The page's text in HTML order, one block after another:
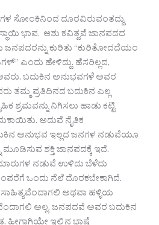
ಸೋಂಕಿನಿಂದ ದೂರವಿರುವಂತದ್ದು.
ಭಾವ. ಆಶು ಕವಿತ್ವವೆ ಜಾನಪದದ
ಕುರಿತು “ಕುರಿತೋದದೆಯಂ
ಎಂದು ಹೇಳಿದ್ದು.‌ ಹೆಸರಿಲ್ಲದ,
ಬದುಕಿನ ಅನುಭವಗಳೆ ಅವರ
ತಮ್ಮ ಪ್ರತಿದಿನದ ಬದುಕಿನ ಎಲ್ಲ
ಶ್ರಮವನ್ನು ನಿಗಿಸಲು ಹಾಡು ಕಟ್ಟಿ
ಅದುವೆ ನೈತಿಕ
ಅನುಭವ ಇಲ್ಲದ ಜನಗಳ ನಡುವೆಯೂ
ಶಕ್ತಿ ಜಾನಪದಕ್ಕೆ ಇದೆ.
ನಡುವೆ ಉಳಿದು ಬೆಳೆದು
ಒಂದು ನೆಲೆ ದೊರಕಬೇಕಾಗಿದೆ.
ಸಾಹಿತ್ಯವೆಂದಾಗಲಿ ಅಥವಾ ಹಳ್ಳಿಯ
ಅಲ್ಲ. ಜನಪದವೆ ಅವರ ಬದುಕಿನ